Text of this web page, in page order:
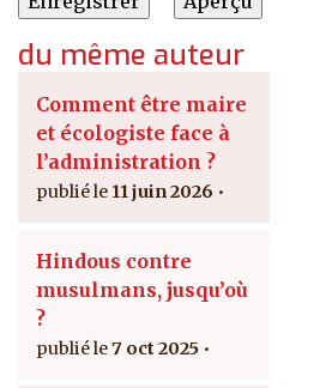
du même auteur
Comment être maire
et écologiste face à
l’administration ?
11 juin 2026
Hindous contre
musulmans, jusqu’où
?
7 oct 2025